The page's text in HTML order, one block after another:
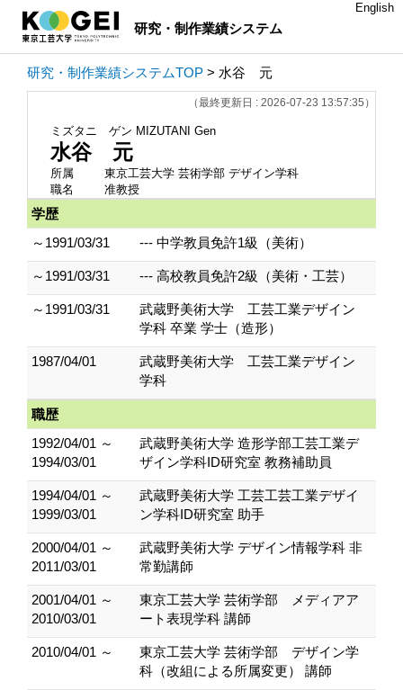
研究・制作業績システム
English
研究・制作業績システムTOP > 水谷 元
（最終更新日 : 2026-07-23 13:57:35）
ミズタニ ゲン MIZUTANI Gen
水谷 元
所属
東京工芸大学 芸術学部 デザイン学科
職名
准教授
学歴
～1991/03/31
--- 中学教員免許1級（美術）
～1991/03/31 --- 高校教員免許2級（美術・工芸）
～1991/03/31
武蔵野美術大学 工芸工業デザイン
学科 卒業 学士（造形）
1987/04/01
武蔵野美術大学 工芸工業デザイン
学科
職歴
1992/04/01 ～
1994/03/01
武蔵野美術大学 造形学部工芸工業デ
ザイン学科ID研究室 教務補助員
1994/04/01 ～
1999/03/01
武蔵野美術大学 工芸工芸工業デザイ
ン学科ID研究室 助手
2000/04/01 ～
2011/03/01
武蔵野美術大学 デザイン情報学科 非
常勤講師
2001/04/01 ～
2010/03/01
東京工芸大学 芸術学部 メディアア
ート表現学科 講師
2010/04/01 ～
東京工芸大学 芸術学部 デザイン学
科（改組による所属変更） 講師